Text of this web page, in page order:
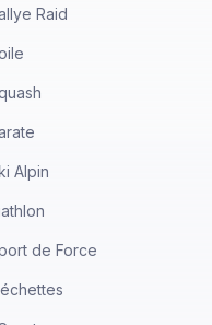
Raid
Alpin
de Force